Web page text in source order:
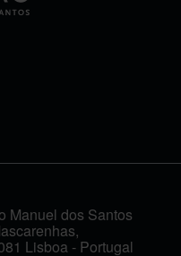
Manuel dos Santos
Lisboa - Portugal